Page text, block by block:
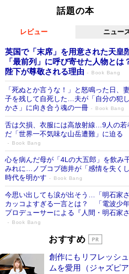
話題の本
レビュー ニュー
英国で「末席」を用意された天皇
「最前列」に呼び寄せた人物と
陛下が尊敬される理由
Book Bang
「死ぬとか言うな！」と怒鳴った日、
子を残して自死した…夫が「自分の犯
かさ」に向き合う魂の一冊
Book Bang
舌は欠損、衣服には高放射線…9人の若
だ「世界一不気味な山岳遭難」に迫る
Book Bang
心を病んだ母が「4Lの大五郎」を飲み
みれに…ノブコブ徳井が「感情を失く
時代を明かす
Book Bang
今思い出しても涙が出そう…「明石家
カッコよすぎる一言とは？ 「電波少
プロデューサーによる『人間・明石家
Book Bang
「叱って伸びるやつは、褒めたら
た“人を育てるコツ”…芸への考え
す
Book Bang
おすすめ
創作にもリフレッシ
ムを愛用（ジャズピ